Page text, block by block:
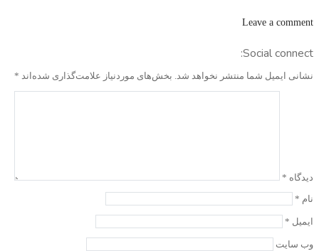
Leave a comment
Social connect:
نشانی ایمیل شما منتشر نخواهد شد. بخش‌های موردنیاز علامت‌گذاری شده‌اند *
دیدگاه *
نام *
ایمیل *
وب‌ سایت